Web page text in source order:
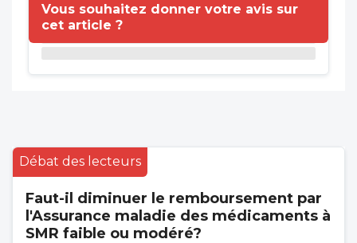
Vous souhaitez donner votre avis sur
cet article ?
Débat des lecteurs
Faut-il diminuer le remboursement par
l'Assurance maladie des médicaments à
SMR faible ou modéré?